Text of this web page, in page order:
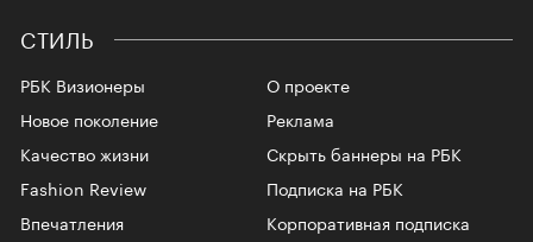
СТИЛЬ
РБК Визионеры
Новое поколение
Качество жизни
Fashion Review
Впечатления
О проекте
Реклама
Скрыть баннеры на РБК
Подписка на РБК
Корпоративная подписка